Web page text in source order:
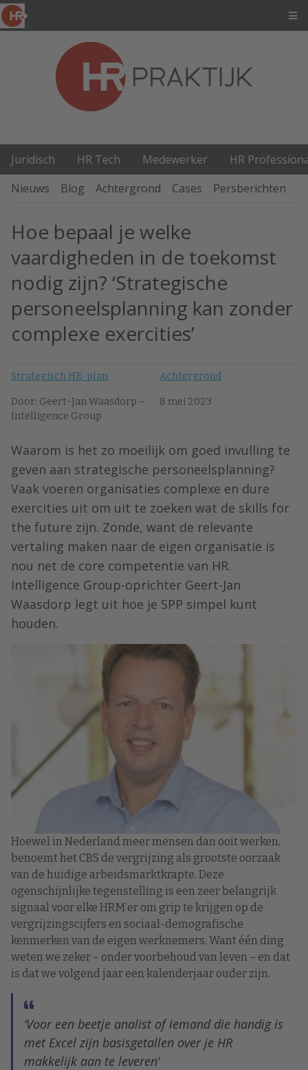
Juridisch HR Tech Medewerker
HR
Nieuws
Blog Achtergrond Cases Persberichten
Hoe bepaal je welke
vaardigheden in de toekomst
nodig zijn? ‘Strategische
personeelsplanning kan zonder
complexe exercities’
Strategisch HR-plan Achtergrond
Door: Geert-Jan Waasdorp –
Intelligence Group
8 mei 2023
Waarom is het zo moeilijk om goed invulling te
geven aan strategische personeelsplanning?
Vaak voeren organisaties complexe en dure
exercities uit om uit te zoeken wat de skills for
the future zijn. Zonde, want de relevante
vertaling maken naar de eigen organisatie is
nou net de core competentie van HR.
Intelligence Group-oprichter Geert-Jan
Waasdorp legt uit hoe je SPP simpel kunt
houden.
Hoewel in Nederland meer mensen dan ooit werken,
benoemt het CBS de vergrijzing als grootste oorzaak
van de huidige arbeidsmarktkrapte. Deze
ogenschijnlijke tegenstelling is een zeer belangrijk
signaal voor elke HRM’er om grip te krijgen op de
vergrijzingscijfers en sociaal-demografische
kenmerken van de eigen werknemers. Want één ding
weten we zeker – onder voorbehoud van leven – en dat
is dat we volgend jaar een kalenderjaar ouder zijn.
‘Voor een beetje analist of iemand die handig is
met Excel zijn basisgetallen over je HR
makkelijk aan te leveren’